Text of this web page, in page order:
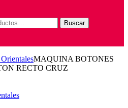
Buscar
MAQUINA BOTONES
RECTO CRUZ